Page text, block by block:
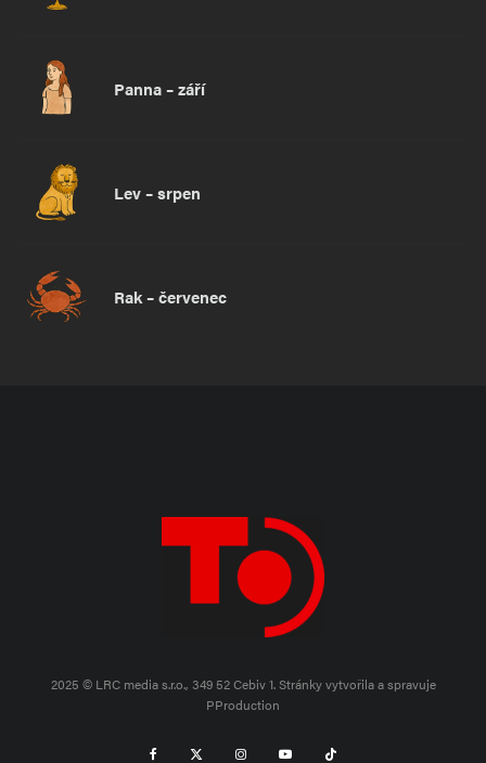
Panna – září
Lev – srpen
Rak – červenec
2025 © LRC media s.r.o., 349 52 Cebiv 1.Stránky vytvořila a spravuje
PProduction